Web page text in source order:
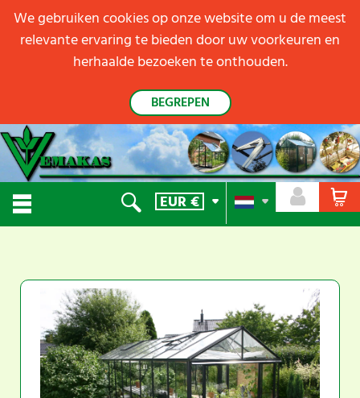
EUR€
We gebruiken cookies op onze website om u de meest
relevante ervaring te bieden door uw voorkeuren en
herhaalde bezoeken te onthouden.
BEGREPEN